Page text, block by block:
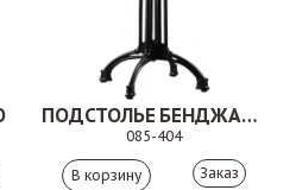
ПОДСТОЛЬЕ БЕНДЖАМИН
085-404
Заказ